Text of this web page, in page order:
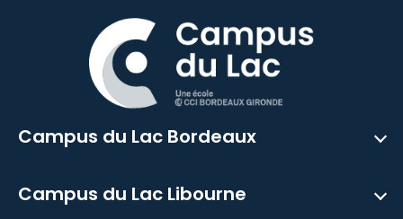
Campus du Lac Bordeaux
Campus du Lac Libourne